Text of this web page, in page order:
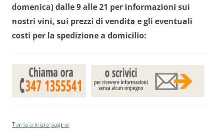
domenica) dalle 9 alle 21 per informazioni sui
nostri vini, sui prezzi di vendita e gli eventuali
costi per la spedizione a domicilio:
Torna a inizio pagina